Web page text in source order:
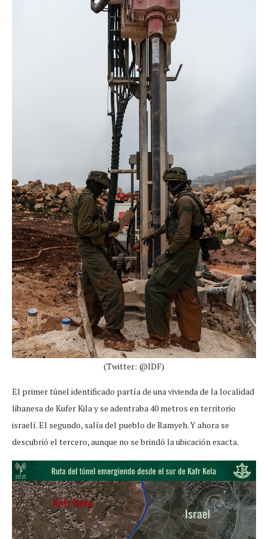
(Twitter: @IDF)
El primer túnel identificado partía de una vivienda de la localidad
libanesa de Kufer Kila y se adentraba 40 metros en territorio
israelí. El segundo, salía del pueblo de Ramyeh. Y ahora se
descubrió el tercero, aunque no se brindó la ubicación exacta.